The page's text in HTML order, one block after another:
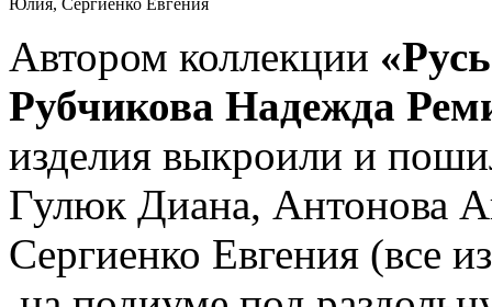
Автором коллекции
Рубчикова Надежда
изделия выкроили и
Гулюк Диана, Антонова
Сергиенко Евгения (все